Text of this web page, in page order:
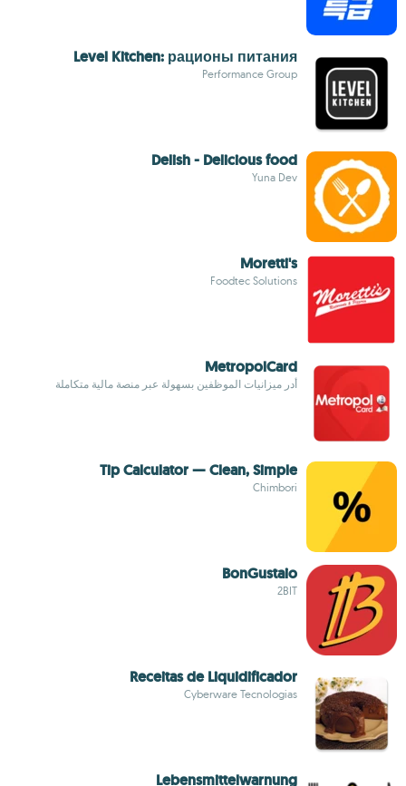
Level Kitchen: рационы питания
Performance Group
Delish - Delicious food
Yuna Dev
Moretti's
Foodtec Solutions
MetropolCard
أدر ميزانيات الموظفين بسهولة عبر منصة مالية متكاملة
Tip Calculator — Clean, Simple
Chimbori
BonGustaio
2BIT
Receitas de Liquidificador
Cyberware Tecnologias
Lebensmittelwarnung